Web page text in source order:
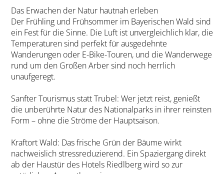
Das Erwachen der Natur hautnah erleben
Der Frühling und Frühsommer im Bayerischen Wald sind
ein Fest für die Sinne. Die Luft ist unvergleichlich klar, die
Temperaturen sind perfekt für ausgedehnte
Wanderungen oder E-Bike-Touren, und die Wanderwege
rund um den Großen Arber sind noch herrlich
unaufgeregt.
Sanfter Tourismus statt Trubel: Wer jetzt reist, genießt
die unberührte Natur des Nationalparks in ihrer reinsten
Form – ohne die Ströme der Hauptsaison.
Kraftort Wald: Das frische Grün der Bäume wirkt
nachweislich stressreduzierend. Ein Spaziergang direkt
ab der Haustür des Hotels Riedlberg wird so zur